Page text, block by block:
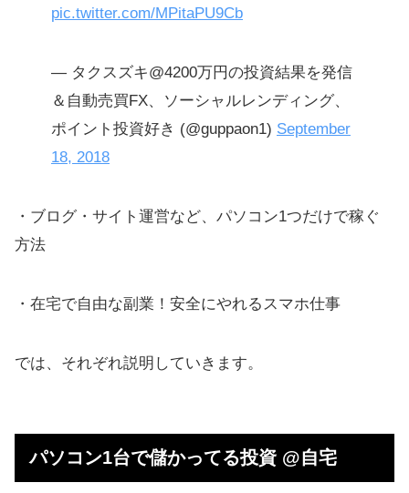
りを増やす
りを増やす
iPhone・携帯だけで生活するにはい
くら必要？
初心者がWindowsでも高収入を得ら
怪しい商売はおすすめしない
メルカリ、ヤフオクで不用品を売る
民泊、内職、せどり転売も
pic.twitter.com/MPitaPU9Cb
— タクスズキ@4200万円の投資結果を発信
＆自動売買FX、ソーシャルレンディング、
ポイント投資好き (@guppaon1) September
18, 2018
・ブログ・サイト運営など、パソコン1つだけで稼ぐ
方法
・在宅で自由な副業！安全にやれるスマホ仕事
では、それぞれ説明していきます。
パソコン1台で儲かってる投資 @自宅